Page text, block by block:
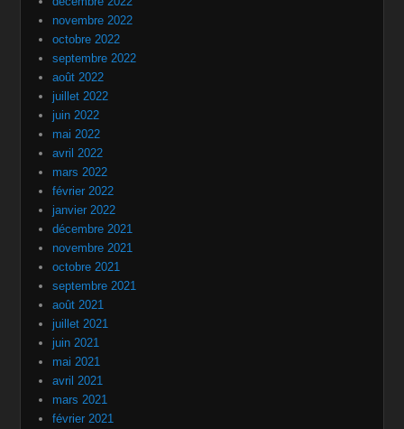
novembre 2022
octobre 2022
septembre 2022
août 2022
juillet 2022
juin 2022
mai 2022
avril 2022
mars 2022
février 2022
janvier 2022
décembre 2021
novembre 2021
octobre 2021
septembre 2021
août 2021
juillet 2021
juin 2021
mai 2021
avril 2021
mars 2021
février 2021